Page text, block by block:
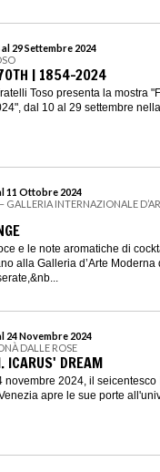
29 Settembre 2024
| 1854-2024
Toso presenta la mostra
dal 10 al 29 settembre
11 Ottobre 2024
– GALLERIA INTERNAZIONALE
e le note aromatiche di
alla Galleria d’Arte Moderna
24 Novembre 2024
DALLE ROSE
ICARUS' DREAM
novembre 2024, il seicentesco
apre le sue porte